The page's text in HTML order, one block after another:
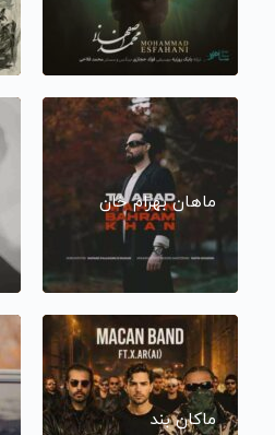
ماهان بهرام خان
ماکان بند